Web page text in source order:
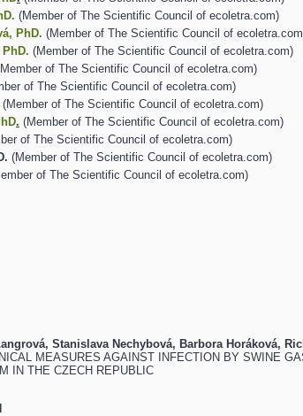
(Member of The Scientific Council of ecoletra.com)
PhD. (Member of The Scientific Council of
(Member of The Scientific Council of ecoletra.com)
of The Scientific Council of ecoletra.com)
of The Scientific Council of ecoletra.com)
(Member of The Scientific Council of ecoletra.com)
. (Member of The Scientific Council of ecoletra.com)
of The Scientific Council of ecoletra.com)
(Member of The Scientific Council of ecoletra.com)
of The Scientific Council of ecoletra.com)
Stanislava Nechybová, Barbora Horáková,
MEASURES AGAINST INFECTION BY SWINE
IN THE CZECH REPUBLIC